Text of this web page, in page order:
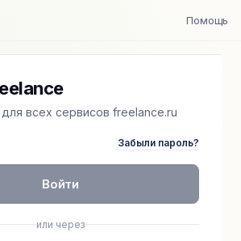
Помощь
всех сервисов freelance.ru
Забыли пароль?
Войти
или через